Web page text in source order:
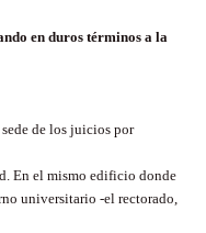
en duros términos a la
de los juicios por
En el mismo edificio donde
universitario -el rectorado,